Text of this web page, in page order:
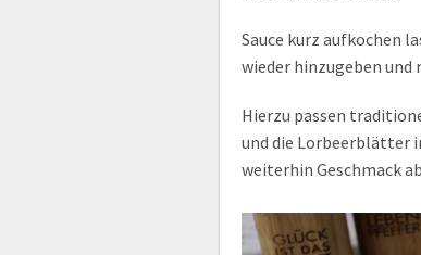
Sauce kurz aufkochen
wieder hinzugeben und
Hierzu passen
und die Lorbeerblätter
weiterhin Geschmack